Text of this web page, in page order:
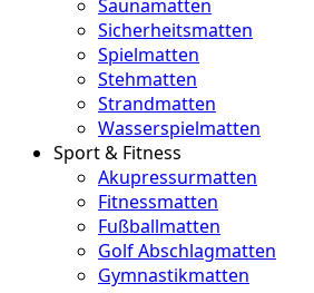
Saunamatten
Sicherheitsmatten
Spielmatten
Stehmatten
Strandmatten
Wasserspielmatten
Sport & Fitness
Akupressurmatten
Fitnessmatten
Fußballmatten
Golf Abschlagmatten
Gymnastikmatten